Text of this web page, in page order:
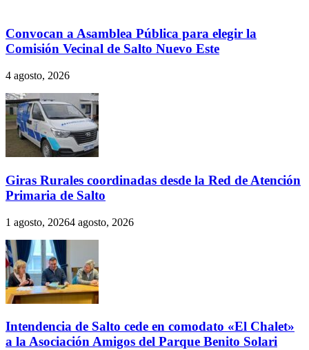
Convocan a Asamblea Pública para elegir la
Comisión Vecinal de Salto Nuevo Este
4 agosto, 2026
Giras Rurales coordinadas desde la Red de Atención
Primaria de Salto
1 agosto, 20264 agosto, 2026
Intendencia de Salto cede en comodato «El Chalet»
a la Asociación Amigos del Parque Benito Solari